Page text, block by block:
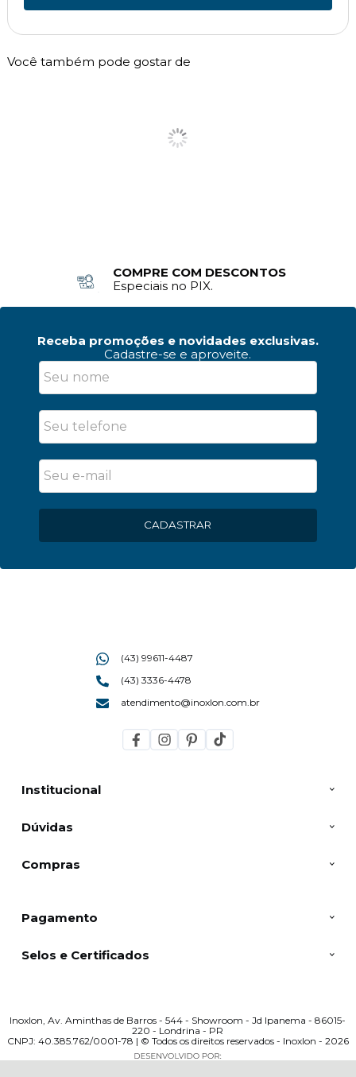
Você também pode gostar de
COMPRE COM DESCONTOS
Especiais no PIX.
Receba promoções e novidades exclusivas.
Cadastre-se e aproveite.
CADASTRAR
Institucional
Dúvidas
Compras
(43) 99611-4487
(43) 3336-4478
atendimento@inoxlon.com.br
Pagamento
Selos e Certificados
Inoxlon, Av. Aminthas de Barros - 544 - Showroom - Jd Ipanema - 86015-
220 - Londrina - PR
CNPJ: 40.385.762/0001-78 | © Todos os direitos reservados - Inoxlon - 2026